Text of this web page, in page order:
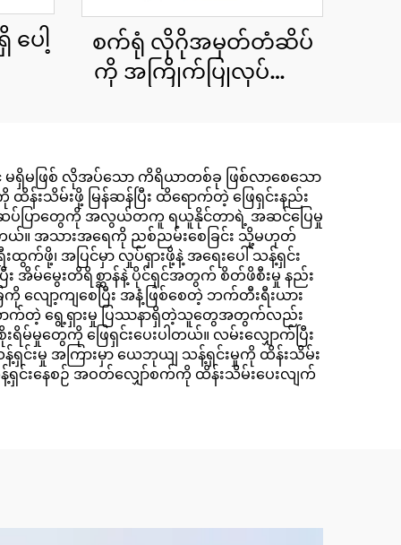
ေါ့
စက်ရုံ လိုဂိုအမှတ်တံဆိပ်
ကို အကြိုက်ပြုလုပ်ထား
သော ပေါ့တ်တိုက်ခြင်း
ခရီးသွားခြင်း ပါတီ
ကြော်ငြာမှု တိုးတက်မှု
အတွက်
မရှိမဖြစ် လိုအပ်သော ကိရိယာတစ်ခု ဖြစ်လာစေသော
န်းသိမ်းဖို့ မြန်ဆန်ပြီး ထိရောက်တဲ့ ဖြေရှင်းနည်း
ဆပ်ပြာတွေကို အလွယ်တကူ ရယူနိုင်တာရဲ့ အဆင်ပြေမှု
တယ်။ အသားအရေကို ညစ်ညမ်းစေခြင်း သို့မဟုတ်
က်ဖို့၊ အပြင်မှာ လှုပ်ရှားဖို့နဲ့ အရေးပေါ် သန့်ရှင်း
အိမ်မွေးတိရိစ္ဆာန်နဲ့ ပိုင်ရှင်အတွက် စိတ်ဖိစီးမှု နည်း
လျော့ကျစေပြီး အနံ့ဖြစ်စေတဲ့ ဘက်တီးရီးယား
ောက်တဲ့ ရွေ့ရှားမှု ပြဿနာရှိတဲ့သူတွေအတွက်လည်း
မ်မှုတွေကို ဖြေရှင်းပေးပါတယ်။ လမ်းလျှောက်ပြီး
င်းမှု အကြားမှာ ယေဘုယျ သန့်ရှင်းမှုကို ထိန်းသိမ်း
ရှင်းနေစဉ် အဝတ်လျှော်စက်ကို ထိန်းသိမ်းပေးလျက်